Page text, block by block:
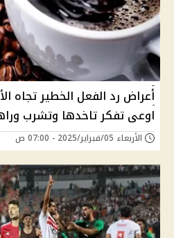
أعراض رد الفعل الخطير تجاه
اوعى تفكر تاخدها وتشرب
الأربعاء 05/فبراير/2025 - 07:00 ص